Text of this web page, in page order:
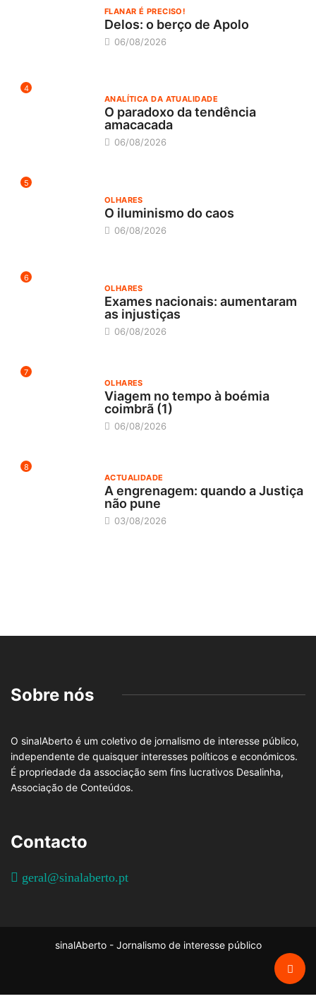
FLANAR É PRECISO!
Delos: o berço de Apolo
06/08/2026
4
ANALÍTICA DA ATUALIDADE
O paradoxo da tendência
amacacada
06/08/2026
5
OLHARES
O iluminismo do caos
06/08/2026
6
OLHARES
Exames nacionais: aumentaram
as injustiças
06/08/2026
7
OLHARES
Viagem no tempo à boémia
coimbrã (1)
06/08/2026
8
ACTUALIDADE
A engrenagem: quando a Justiça
não pune
03/08/2026
Sobre nós
O sinalAberto é um coletivo de jornalismo de interesse público,
independente de quaisquer interesses políticos e económicos.
É propriedade da associação sem fins lucrativos Desalinha,
Associação de Conteúdos.
Contacto
geral@sinalaberto.pt
sinalAberto - Jornalismo de interesse público